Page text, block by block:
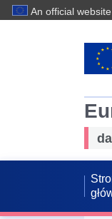
An official